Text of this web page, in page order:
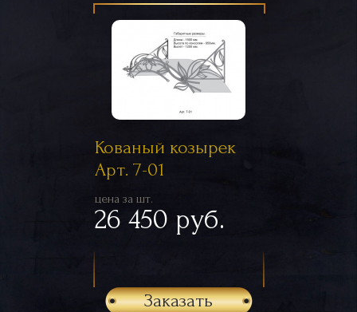
Кованый козырек
Арт. 7-01
цена за шт.
26 450 руб.
Заказать